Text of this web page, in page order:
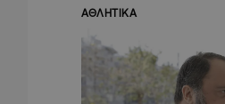
ΑΘΛΗΤΙΚΑ